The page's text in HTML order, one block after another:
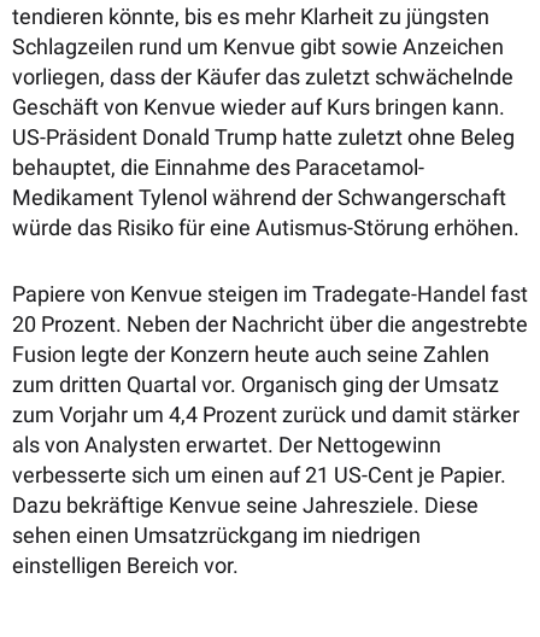
tendieren könnte, bis es mehr Klarheit zu jüngsten
Schlagzeilen rund um Kenvue gibt sowie Anzeichen
vorliegen, dass der Käufer das zuletzt schwächelnde
Geschäft von Kenvue wieder auf Kurs bringen kann.
US-Präsident Donald Trump hatte zuletzt ohne Beleg
behauptet, die Einnahme des Paracetamol-
Medikament Tylenol während der Schwangerschaft
würde das Risiko für eine Autismus-Störung erhöhen.
Papiere von Kenvue steigen im Tradegate-Handel fast
20 Prozent. Neben der Nachricht über die angestrebte
Fusion legte der Konzern heute auch seine Zahlen
zum dritten Quartal vor. Organisch ging der Umsatz
zum Vorjahr um 4,4 Prozent zurück und damit stärker
als von Analysten erwartet. Der Nettogewinn
verbesserte sich um einen auf 21 US-Cent je Papier.
Dazu bekräftige Kenvue seine Jahresziele. Diese
sehen einen Umsatzrückgang im niedrigen
einstelligen Bereich vor.